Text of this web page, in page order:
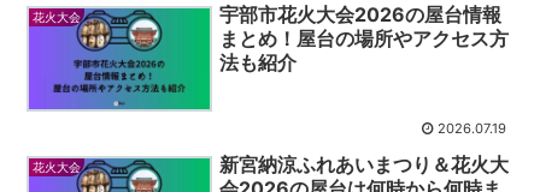
花火大会
宇部市花火大会2026の屋台情報
まとめ！屋台の場所やアクセス方
法も紹介
2026.07.19
花火大会
新宮納涼ふれあいまつり＆花火大